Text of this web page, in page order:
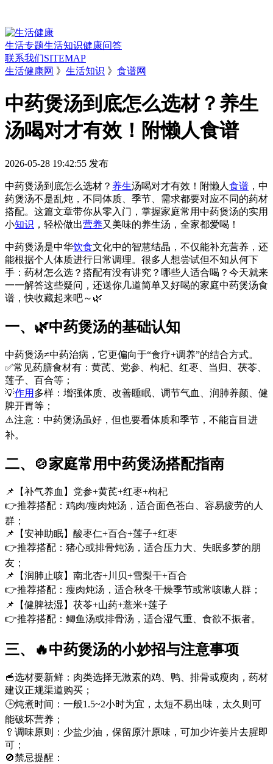
生活专题生活知识健康问答
联系我们SITEMAP
生活健康网 》 生活知识 》 食谱网
中药煲汤到底怎么选材？养生
汤喝对才有效！附懒人食谱
2026-05-28 19:42:55 发布
中药煲汤到底怎么选材？ 养生汤喝对才有效！附懒人 食谱 ，中
药煲汤不是乱炖，不同体质、季节、需求都要对应不同的药材
搭配。这篇文章带你从零入门，掌握家庭常用中药煲汤的实用
小知识 ，轻松做出营养又美味的养生汤，全家都爱喝！
中药煲汤是中华饮食文化中的智慧结晶，不仅能补充营养，还
能根据个人体质进行日常调理。很多人想尝试但不知从何下
手：药材怎么选？搭配有没有讲究？哪些人适合喝？今天就来
一一解答这些疑问，还送你几道简单又好喝的家庭中药煲汤食
谱，快收藏起来吧～🌿
一、🌿中药煲汤的基础认知
中药煲汤≠中药治病，它更偏向于“食疗+调养”的结合方式。
✅常见药膳食材有：黄芪、党参、枸杞、红枣、当归、茯苓、
莲子、百合等；
💡作用 多样：增强体质、改善睡眠、调节气血、润肺养颜、健
脾开胃等；
⚠️注意：中药煲汤虽好，但也要看体质和季节，不能盲目进
补。
二、🍲家庭常用中药煲汤搭配指南
📌【补气养血】党参+黄芪+红枣+枸杞
👉推荐搭配：鸡肉/瘦肉炖汤，适合面色苍白、容易疲劳的人
群；
📌【安神助眠】酸枣仁+百合+莲子+红枣
👉推荐搭配：猪心或排骨炖汤，适合压力大、失眠多梦的朋
友；
📌【润肺止咳】南北杏+川贝+雪梨干+百合
👉推荐搭配：瘦肉炖汤，适合秋冬干燥季节或常咳嗽人群；
📌【健脾祛湿】茯苓+山药+薏米+莲子
👉推荐搭配：鲫鱼汤或排骨汤，适合湿气重、食欲不振者。
三、🔥中药煲汤的小妙招与注意事项
🥣选材要新鲜：肉类选择无激素的鸡、鸭、排骨或瘦肉，药材
建议正规渠道购买；
🕒炖煮时间：一般1.5~2小时为宜，太短不易出味，太久则可
能破坏营养；
🥄调味原则：少盐少油，保留原汁原味，可加少许姜片去腥即
可；
🚫禁忌提醒：